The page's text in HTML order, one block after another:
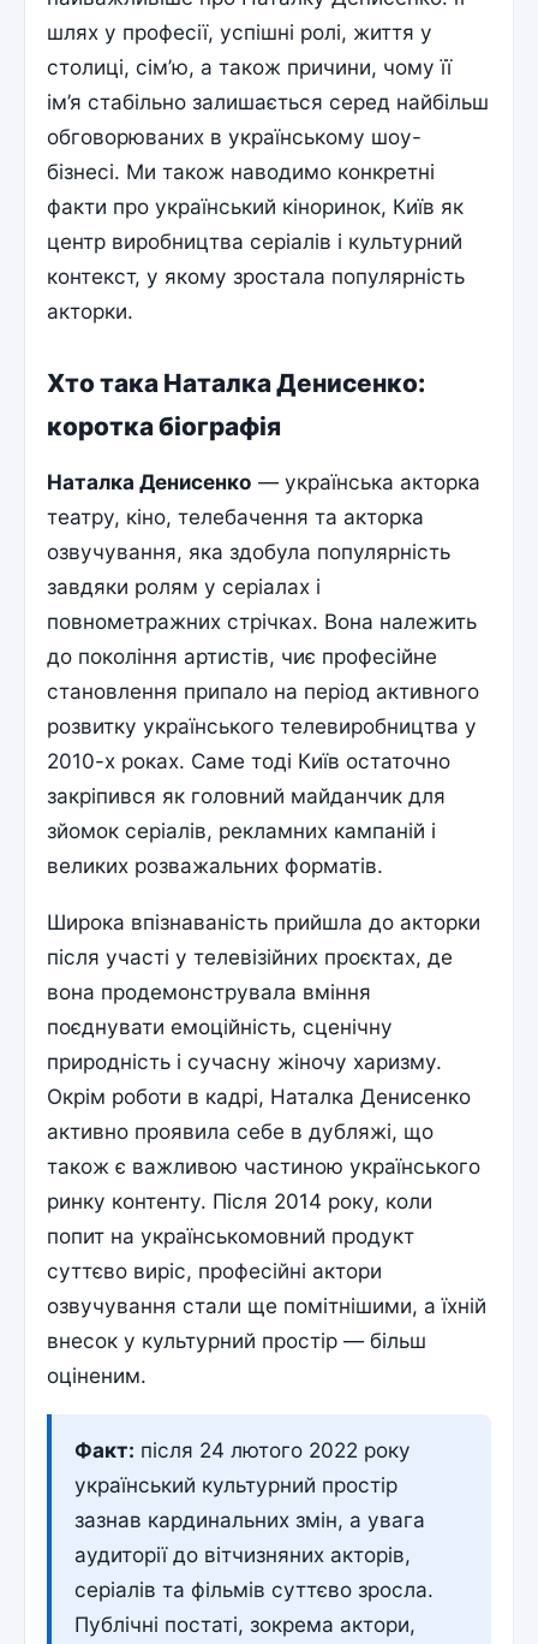
шлях у професії, успішні ролі, життя у
столиці, сім’ю, а також причини, чому її
ім’я стабільно залишається серед найбільш
обговорюваних в українському шоу-
бізнесі. Ми також наводимо конкретні
факти про український кіноринок, Київ як
центр виробництва серіалів і культурний
контекст, у якому зростала популярність
акторки.
Хто така Наталка Денисенко:
коротка біографія
Наталка Денисенко — українська акторка
театру, кіно, телебачення та акторка
озвучування, яка здобула популярність
завдяки ролям у серіалах і
повнометражних стрічках. Вона належить
до покоління артистів, чиє професійне
становлення припало на період активного
розвитку українського телевиробництва у
2010-х роках. Саме тоді Київ остаточно
закріпився як головний майданчик для
зйомок серіалів, рекламних кампаній і
великих розважальних форматів.
Широка впізнаваність прийшла до акторки
після участі у телевізійних проєктах, де
вона продемонструвала вміння
поєднувати емоційність, сценічну
природність і сучасну жіночу харизму.
Окрім роботи в кадрі, Наталка Денисенко
активно проявила себе в дубляжі, що
також є важливою частиною українського
ринку контенту. Після 2014 року, коли
попит на українськомовний продукт
суттєво виріс, професійні актори
озвучування стали ще помітнішими, а їхній
внесок у культурний простір — більш
оціненим.
Факт: після 24 лютого 2022 року
український культурний простір
зазнав кардинальних змін, а увага
аудиторії до вітчизняних акторів,
серіалів та фільмів суттєво зросла.
Публічні постаті, зокрема актори,